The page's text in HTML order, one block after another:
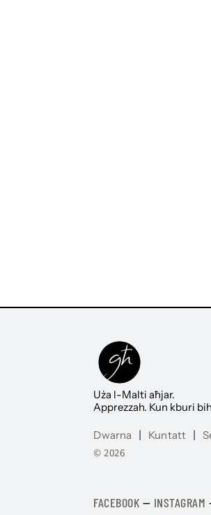
Uża l-Malti aħjar.
Apprezzah. Kun kburi
Dwarna | Kuntatt |
© 2026
FACEBOOK — INSTAGRAM